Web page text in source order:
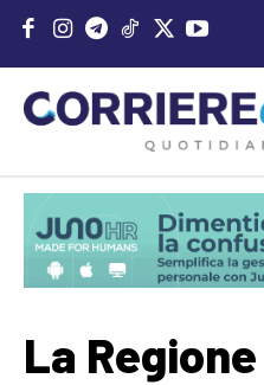
La